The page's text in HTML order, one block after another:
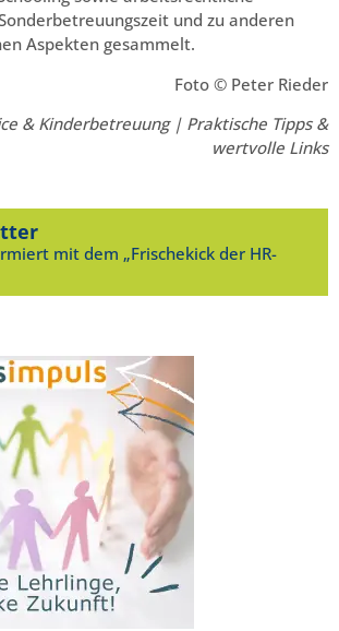
und zu anderen
Aspekten gesammelt.
Foto © Peter Rieder
& Kinderbetreuung | Praktische Tipps &
wertvolle Links
mit dem „Frischekick der HR-